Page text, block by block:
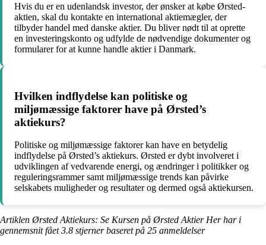
Hvis du er en udenlandsk investor, der ønsker at købe Ørsted-
aktien, skal du kontakte en international aktiemægler, der
tilbyder handel med danske aktier. Du bliver nødt til at oprette
en investeringskonto og udfylde de nødvendige dokumenter og
formularer for at kunne handle aktier i Danmark.
Hvilken indflydelse kan politiske og
miljømæssige faktorer have på Ørsted’s
aktiekurs?
Politiske og miljømæssige faktorer kan have en betydelig
indflydelse på Ørsted’s aktiekurs. Ørsted er dybt involveret i
udviklingen af vedvarende energi, og ændringer i politikker og
reguleringsrammer samt miljømæssige trends kan påvirke
selskabets muligheder og resultater og dermed også aktiekursen.
Artiklen Ørsted Aktiekurs: Se Kursen på Ørsted Aktier Her har i
gennemsnit fået3.8 stjerner baseret på 25 anmeldelser